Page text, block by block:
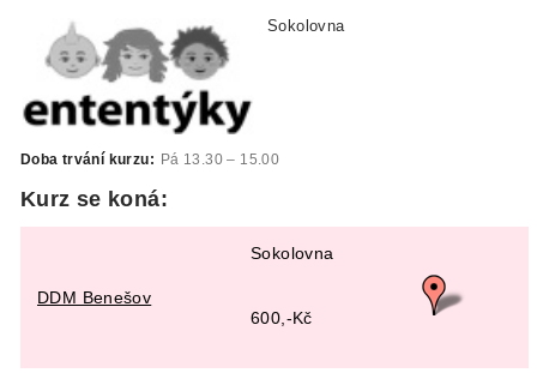
Sokolovna
Doba trvání kurzu: Pá 13.30 – 15.00
Kurz se koná:
DDM Benešov
Sokolovna
600,-Kč